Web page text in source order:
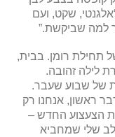
שקט, ועם
למה שביקשת.”
תחילת רומן. בבית,
לילה זהובה.
של שבוע שעבר.
ראשון, אנחנו רק
הצעצוע החדש –
שלי שמחביא